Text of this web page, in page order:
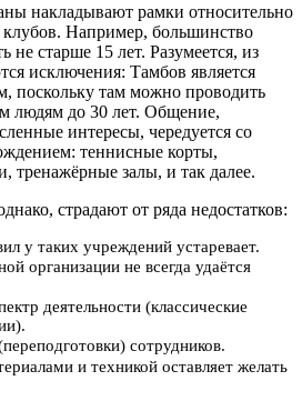
накладывают рамки относительно
Например, большинство
не старше 15 лет. Разумеется, из
исключения: Тамбов является
поскольку там можно проводить
людям до 30 лет. Общение,
интересы, чередуется со
теннисные корты,
тренажёрные залы, и так далее.
страдают от ряда недостатков:
у таких учреждений устаревает.
организации не всегда удаётся
деятельности (классические
сотрудников.
и техникой оставляет желать